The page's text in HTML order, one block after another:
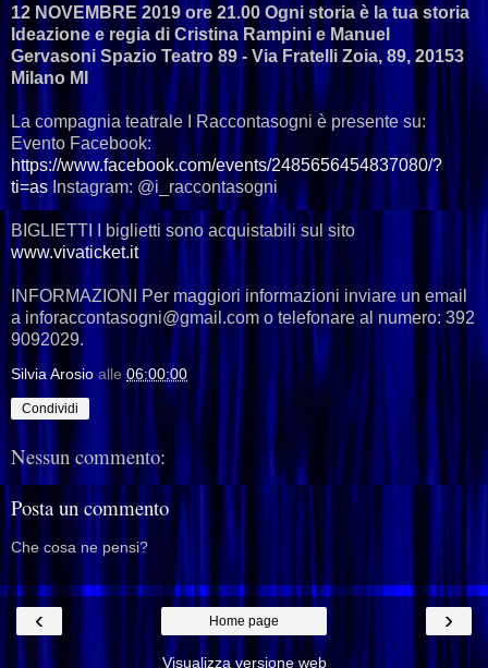
12 NOVEMBRE 2019 ore 21.00 Ogni storia è la tua storia
Ideazione e regia di Cristina Rampini e Manuel
Gervasoni Spazio Teatro 89 - Via Fratelli Zoia, 89, 20153
Milano MI
La compagnia teatrale I Raccontasogni è presente su:
Evento Facebook:
https://www.facebook.com/events/2485656454837080/?
ti=as Instagram: @i_raccontasogni
BIGLIETTI I biglietti sono acquistabili sul sito
www.vivaticket.it
INFORMAZIONI Per maggiori informazioni inviare un email
a inforaccontasogni@gmail.com o telefonare al numero: 392
9092029.
Silvia Arosio alle 06:00:00
Condividi
Nessun commento:
Posta un commento
Che cosa ne pensi?
‹ ›
Home page
Visualizza versione web